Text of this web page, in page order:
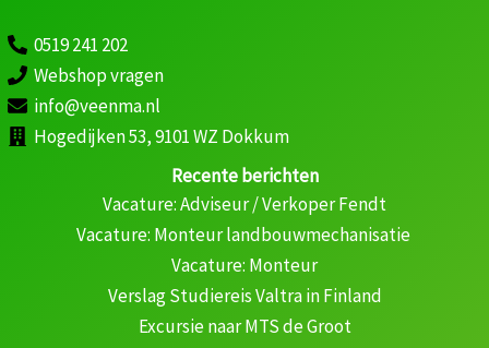
0519 241 202
Webshop vragen
info@veenma.nl
Hogedijken 53, 9101 WZ Dokkum
Recente berichten
Vacature: Adviseur / Verkoper Fendt
Vacature: Monteur landbouwmechanisatie
Vacature: Monteur
Verslag Studiereis Valtra in Finland
Excursie naar MTS de Groot